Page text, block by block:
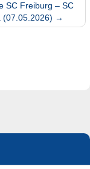
SC Freiburg – SC
(07.05.2026) →